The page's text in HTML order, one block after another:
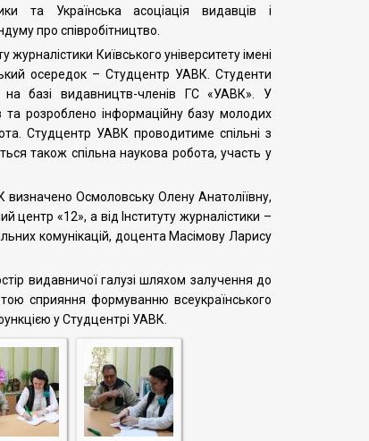
та Українська асоціація видавців і
про співробітництво.
Київського університету імені
осередок – Студцентр УАВК. Студенти
базі видавництв-членів ГС «УАВК». У
розроблено інформаційну базу молодих
Студцентр УАВК проводитиме спільні з
також спільна наукова робота, участь у
Осмоловську Олену Анатоліївну,
«12», а від Інституту журналістики –
комунікацій, доцента Масімову Ларису
видавничої галузі шляхом залучення до
сприяння формуванню всеукраїнського
у Студцентрі УАВК.